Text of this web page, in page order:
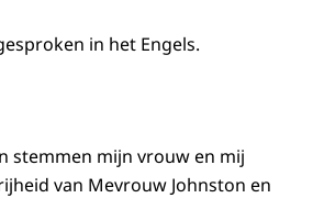
in het Engels.
stemmen mijn vrouw en mij
van Mevrouw Johnston en